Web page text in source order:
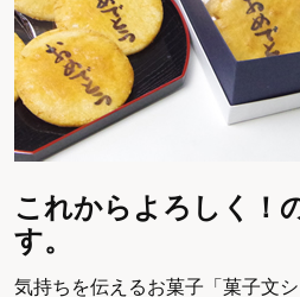
これからよろしく！
す。
気持ちを伝えるお菓子「菓子文